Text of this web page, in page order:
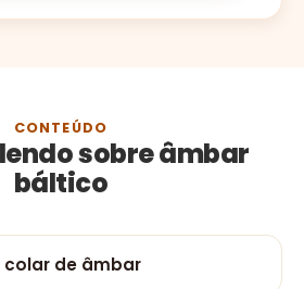
CONTEÚDO
sobre âmbar
báltico
de âmbar